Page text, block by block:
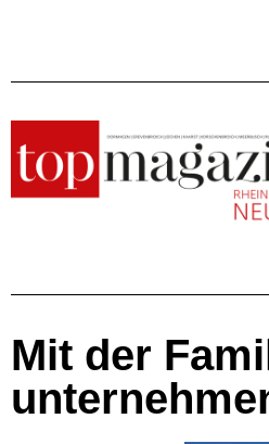
Mit der